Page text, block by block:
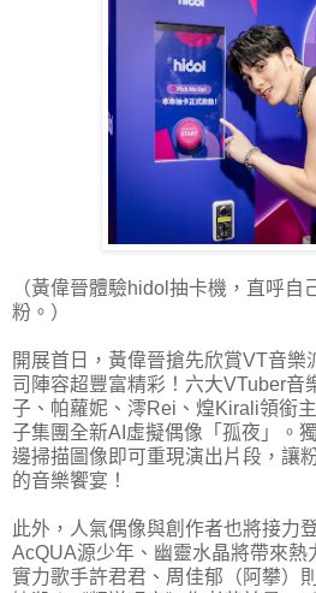
（黃偉晉體驗hidol抽卡機，直呼自
粉。）
開展首日，黃偉晉搶先欣賞VT音樂
司陣容超豐富精彩！六大VTuber音
子、帕蘿妮、澪Rei、煌Kirali領銜
子集團全新AI虛擬偶像「孤夜」。
邊掃描圖像即可重現演出片段，讓
的音樂饗宴！
此外，人氣偶像與創作者也將接力
AcQUA源少年、幽靈水晶將帶來熱
實力歌手許君君、周佳郁（阿攀）